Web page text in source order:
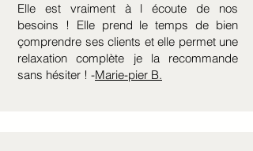
Elle est vraiment à l écoute de nos
besoins ! Elle prend le temps de bien
çomprendre ses clients et elle permet une
relaxation complète je la recommande
sans hésiter ! -Marie-pier B.